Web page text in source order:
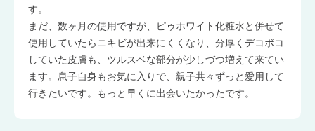
す。
まだ、数ヶ月の使用ですが、ピゥホワイト化粧水と併せて
使用していたらニキビが出来にくくなり、分厚くデコボコ
していた皮膚も、ツルスベな部分が少しづつ増えて来てい
ます。息子自身もお気に入りで、親子共々ずっと愛用して
行きたいです。もっと早くに出会いたかったです。